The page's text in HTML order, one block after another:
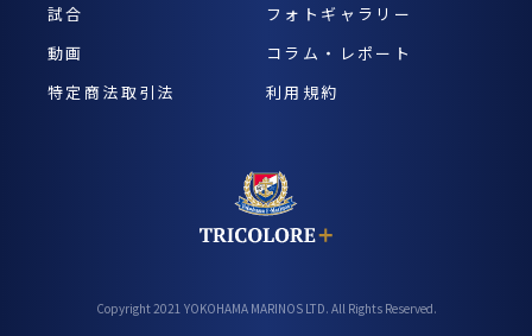
試合
フォトギャラリー
動画
コラム・レポート
特定商法取引法
利用規約
Copyright 2021 YOKOHAMA MARINOS LTD. All Rights Reserved.